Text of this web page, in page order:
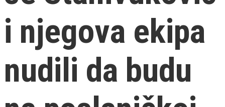
i njegova ekipa
nudili da budu